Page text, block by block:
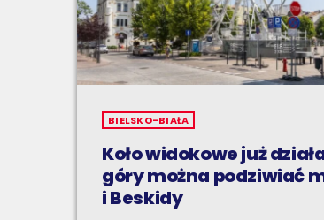
BIELSKO-BIAŁA
Koło widokowe już
góry można podziwiać
i Beskidy